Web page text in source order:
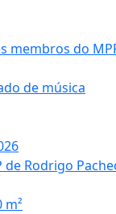
membros do
de música
Rodrigo